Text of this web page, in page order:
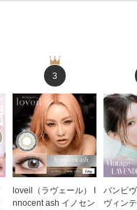
3
loveil（ラヴェール） I
nnocent ash イノセン
バンビ
ヴィン